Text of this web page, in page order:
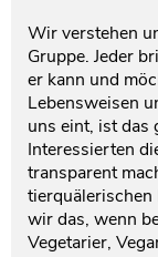
Wir verstehen
Gruppe. Jeder
er kann und
Lebensweisen
uns eint, ist das
Interessierten
transparent
tierquälerischen
wir das, wenn
Vegetarier,